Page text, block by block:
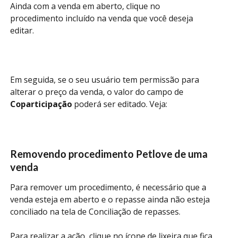
Ainda com a venda em aberto, clique no
procedimento incluído na venda que você deseja
editar.
Em seguida, se o seu usuário tem permissão para
alterar o preço da venda, o valor do campo de
Coparticipação poderá ser editado. Veja:
Removendo procedimento Petlove de uma
venda
Para remover um procedimento, é necessário que a
venda esteja em aberto e o repasse ainda não esteja
conciliado na tela de Conciliação de repasses.